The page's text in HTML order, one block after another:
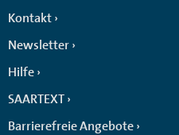
Kontakt
Newsletter
Hilfe
SAARTEXT
Barrierefreie Angebote